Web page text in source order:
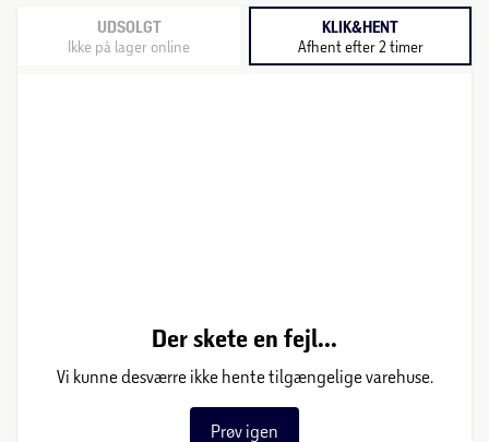
UDSOLGT
Ikke på lager online
KLIK&HENT
Afhent efter 2 timer
Der skete en fejl...
Vi kunne desværre ikke hente tilgængelige varehuse.
Prøv igen